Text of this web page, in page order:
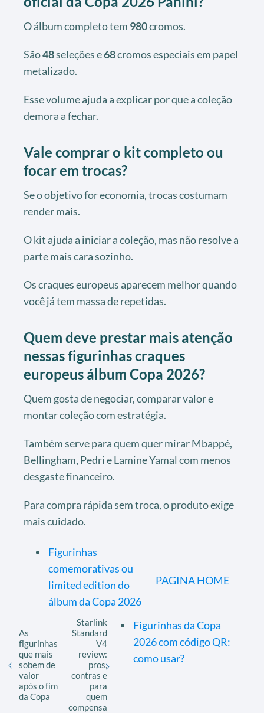
O álbum completo tem 980cromos.
São48seleções e68cromos especiais em papel
metalizado.
Esse volume ajuda a explicar por que a coleção
demora a fechar.
Vale comprar o kit completo ou
focar em trocas?
Se o objetivo for economia, trocas costumam
render mais.
O kit ajuda a iniciar a coleção, mas não resolve a
parte mais cara sozinho.
Os craques europeus aparecem melhor quando
você já tem massa de repetidas.
Quem deve prestar mais atenção
nessas figurinhas craques
europeus álbum Copa 2026?
Quem gosta de negociar, comparar valor e
montar coleção com estratégia.
Também serve para quem quer mirar Mbappé,
Bellingham, Pedri e Lamine Yamal com menos
desgaste financeiro.
Para compra rápida sem troca, o produto exige
mais cuidado.
Figurinhas
comemorativas ou
limited edition do
álbum da Copa 2026
Figurinhas da Copa
2026 com código QR:
como usar?
PAGINA HOME
As
figurinhas
que mais
sobem de
valor
após o fim
da Copa
Starlink
Standard
V4
review:
pros,
contras e
para
quem
compensa